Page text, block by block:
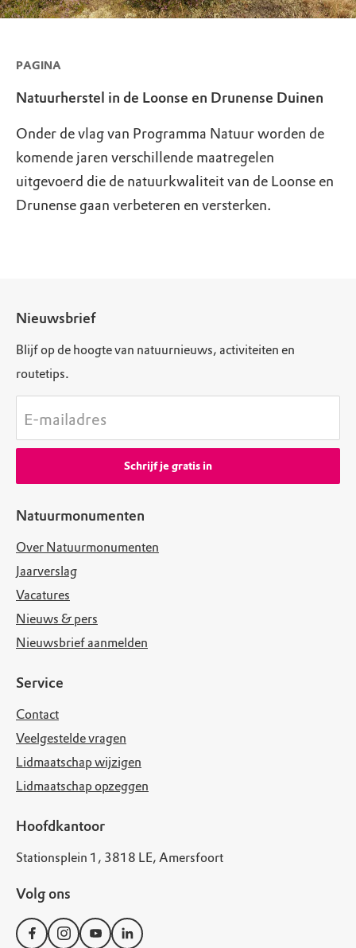
PAGINA
Natuurherstel in de Loonse en Drunense Duinen
Onder de vlag van Programma Natuur worden de
komende jaren verschillende maatregelen
uitgevoerd die de natuurkwaliteit van de Loonse en
Drunense gaan verbeteren en versterken.
Natuurmonumenten
Over Natuurmonumenten
Jaarverslag
Vacatures
Nieuws & pers
Nieuwsbrief aanmelden
Service
Contact
Veelgestelde vragen
Lidmaatschap wijzigen
Lidmaatschap opzeggen
Hoofdkantoor
Stationsplein 1, 3818 LE, Amersfoort
Volg ons
Nieuwsbrief
Blijf op de hoogte van natuurnieuws, activiteiten en
routetips.
E-mailadres
Schrijf je gratis in